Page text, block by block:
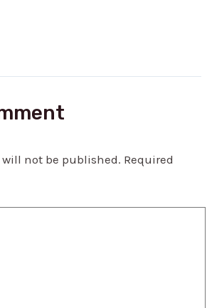
not be published. Required